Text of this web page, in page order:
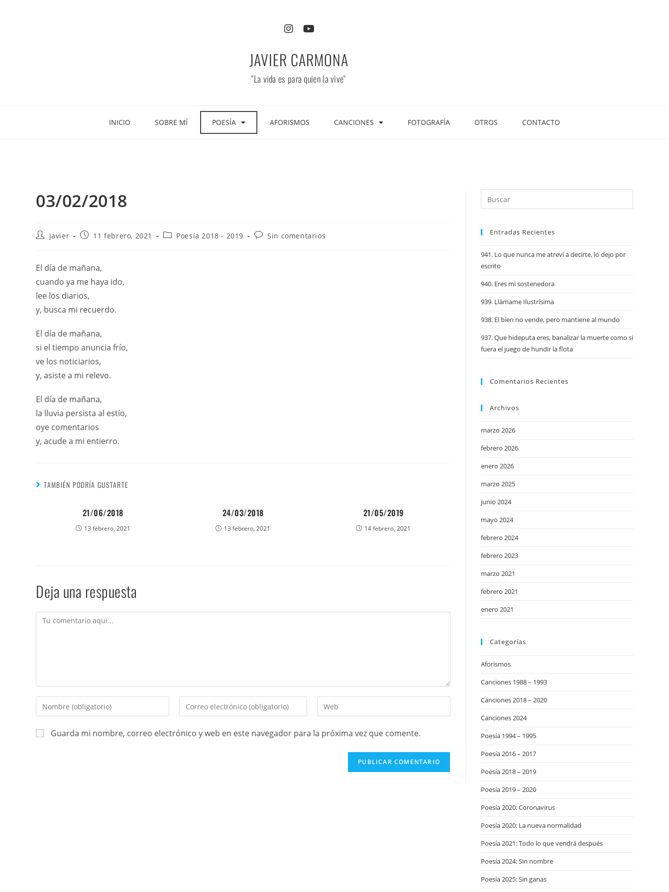
JAVIER CARMONA
"La vida es para quien la vive"
INICIO SOBRE MÍ POESÍA AFORISMOS CANCIONES FOTOGRAFÍA OTROS CONTACTO
03/02/2018
javier 11 febrero, 2021 Poesía 2018 - 2019 Sin comentarios
El día de mañana,
cuando ya me haya ido,
lee los diarios,
y, busca mi recuerdo.
El día de mañana,
si el tiempo anuncia frío,
ve los noticiarios,
y, asiste a mi relevo.
El día de mañana,
la lluvia persista al estío,
oye comentarios
y, acude a mi entierro.
TAMBIÉN PODRÍA GUSTARTE
21/06/2018
13 febrero, 2021
24/03/2018
13 febrero, 2021
21/05/2019
14 febrero, 2021
Deja una respuesta
Guarda mi nombre, correo electrónico y web en este navegador para la próxima vez que comente.
Entradas Recientes
941. Lo que nunca me atreví a decirte, lo dejo por
escrito
940. Eres mi sostenedora
939. Llámame Ilustrísima
938. El bien no vende, pero mantiene al mundo
937. Que hideputa eres, banalizar la muerte como si
fuera el juego de hundir la flota
Comentarios Recientes
Archivos
marzo 2026
febrero 2026
enero 2026
marzo 2025
junio 2024
mayo 2024
febrero 2024
febrero 2023
marzo 2021
febrero 2021
enero 2021
Categorías
Aforismos
Canciones 1988 – 1993
Canciones 2018 – 2020
Canciones 2024
Poesía 1994 – 1995
Poesía 2016 – 2017
Poesía 2018 – 2019
Poesía 2019 – 2020
Poesía 2020: Coronavirus
Poesía 2020: La nueva normalidad
Poesía 2021: Todo lo que vendrá después
Poesía 2024: Sin nombre
Poesía 2025: Sin ganas